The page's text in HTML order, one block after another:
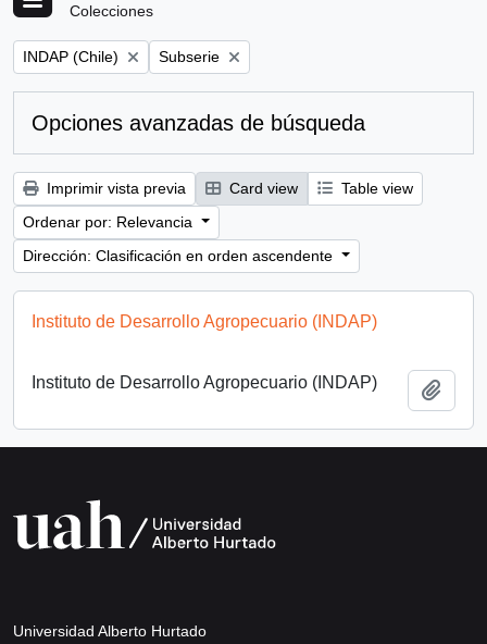
Colecciones
Remove filter:
INDAP (Chile) Remove filter:
Subserie
Opciones avanzadas de búsqueda
Imprimir vista previa Card view
Table view
Ordenar por: Relevancia
Dirección: Clasificación en orden ascendente
Instituto de Desarrollo Agropecuario (INDAP)
Instituto de Desarrollo Agropecuario (INDAP)
Universidad Alberto Hurtado